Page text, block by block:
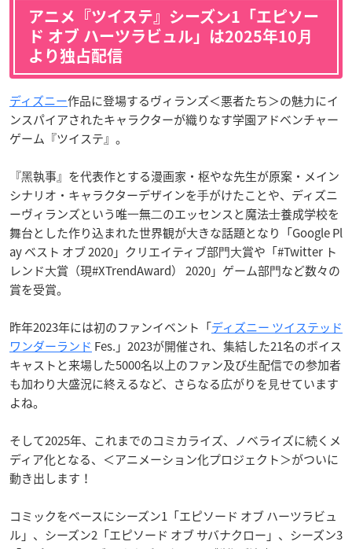
アニメ『ツイステ』シーズン1「エピソー
ド オブ ハーツラビュル」は2025年10⽉
より独占配信
ディズニー作品に登場するヴィランズ＜悪者たち＞の魅⼒にイ
ンスパイアされたキャラクターが織りなす学園アドベンチャー
ゲーム『ツイステ』。
『⿊執事』を代表作とする漫画家・枢やな先生が原案・メイン
シナリオ・キャラクターデザインを⼿がけたことや、ディズニ
ーヴィランズという唯⼀無⼆のエッセンスと魔法⼠養成学校を
舞台とした作り込まれた世界観が⼤きな話題となり「Google Pl
ay ベスト オブ 2020」クリエイティブ部⾨⼤賞や「#Twitter ト
レンド⼤賞（現#XTrendAward） 2020」ゲーム部⾨など数々の
賞を受賞。
昨年2023年には初のファンイベント「ディズニー ツイステッド
ワンダーランド Fes.」2023が開催され、集結した21名のボイス
キャストと来場した5000名以上のファン及び⽣配信での参加者
も加わり⼤盛況に終えるなど、さらなる広がりを⾒せています
よね。
そして2025年、これまでのコミカライズ、ノベライズに続くメ
ディア化となる、＜アニメーション化プロジェクト＞がついに
動き出します！
コミックをベースにシーズン1「エピソード オブ ハーツラビュ
ル」、シーズン2「エピソード オブ サバナクロー」、シーズン3